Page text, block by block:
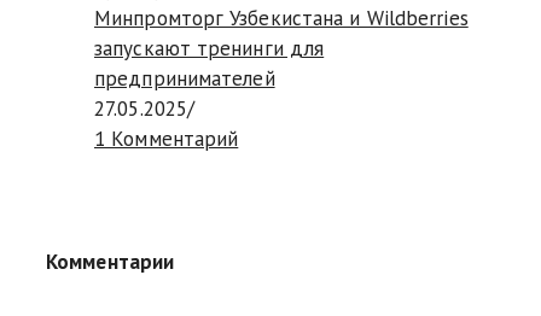
Минпромторг Узбекистана и Wildberries
запускают тренинги для
предпринимателей
27.05.2025/
1 Комментарий
Комментарии